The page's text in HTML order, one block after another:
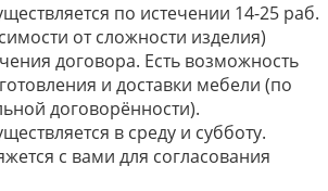
по истечении 14-25 раб.
от сложности изделия)
договора. Есть возможность
и доставки мебели (по
договорённости).
в среду и субботу.
с вами для согласования